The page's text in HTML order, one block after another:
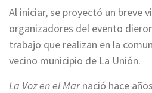
Al iniciar, se proyectó un breve
organizadores del evento
trabajo que realizan en la
vecino municipio de La Unión.
La Voz en el Marnació hace